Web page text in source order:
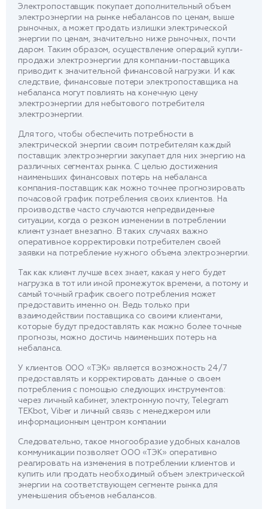
Электропоставщик покупает дополнительный объем
электроэнергии на рынке небалансов по ценам, выше
рыночных, а может продать излишки электрической
энергии по ценам, значительно ниже рыночных, почти
даром. Таким образом, осуществление операций купли-
продажи электроэнергии для компании-поставщика
приводит к значительной финансовой нагрузки. И как
следствие, финансовые потери электропоставщика на
небаланса могут повлиять на конечную цену
электроэнергии для небытового потребителя
электроэнергии.
Для того, чтобы обеспечить потребности в
электрической энергии своим потребителям каждый
поставщик электроэнергии закупает для них энергию на
различных сегментах рынка. С целью достижения
наименьших финансовых потерь на небаланса
компания-поставщик как можно точнее прогнозировать
почасовой график потребления своих клиентов. На
производстве часто случаются непредвиденные
ситуации, когда о резком изменении в потреблении
клиент узнает внезапно. В таких случаях важно
оперативное корректировки потребителем своей
заявки на потребление нужного объема электроэнергии.
Так как клиент лучше всех знает, какая у него будет
нагрузка в тот или иной промежуток времени, а потому и
самый точный график своего потребления может
предоставить именно он. Ведь только при
взаимодействии поставщика со своими клиентами,
которые будут предоставлять как можно более точные
прогнозы, можно достичь наименьших потерь на
небаланса.
У клиентов ООО «ТЭК» является возможность 24/7
предоставлять и корректировать данные о своем
потребления с помощью следующих инструментов:
через личный кабинет, электронную почту, Telegram
ТЕКbot, Viber и личный связь с менеджером или
информационным центром компании
Следовательно, такое многообразие удобных каналов
коммуникации позволяет ООО «ТЭК» оперативно
реагировать на изменения в потреблении клиентов и
купить или продать необходимый объем электрической
энергии на соответствующем сегменте рынка для
уменьшения объемов небалансов.